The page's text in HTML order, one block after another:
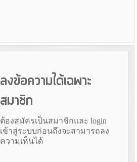
ลงข้อความได้เฉพาะ
สมาชิก
ต้องสมัครเป็นสมาชิกและ login
เข้าสู่ระบบก่อนถึงจะสามารถลง
ความเห็นได้